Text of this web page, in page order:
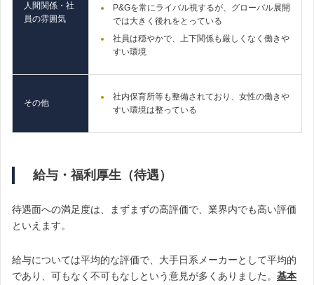
人間関係・社
員の雰囲気
P&Gを常にライバル視するが、グローバル展開
では大きく後れをとっている
社員は穏やかで、上下関係も厳しくなく働きや
すい環境
その他
社内保育所等も整備されており、女性の働きや
すい環境は整っている
給与・福利厚生（待遇）
待遇面への満足度は、まずまずの高評価で、業界内でも高い評価
といえます。
給与については平均的な評価で、大手日系メーカーとして平均的
であり、可もなく不可もなしという意見が多くありました。 基本